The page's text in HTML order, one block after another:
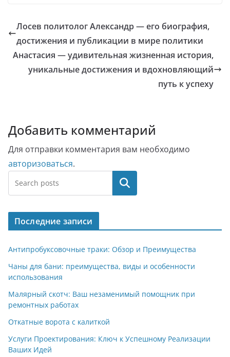
Лосев политолог Александр — его биография,
достижения и публикации в мире политики
Анастасия — удивительная жизненная история,
уникальные достижения и вдохновляющий
путь к успеху
Добавить комментарий
Для отправки комментария вам необходимо
авторизоваться.
Поиск
Последние записи
Антипробуксовочные траки: Обзор и Преимущества
Чаны для бани: преимущества, виды и особенности
использования
Малярный скотч: Ваш незаменимый помощник при
ремонтных работах
Откатные ворота с калиткой
Услуги Проектирования: Ключ к Успешному Реализации
Ваших Идей